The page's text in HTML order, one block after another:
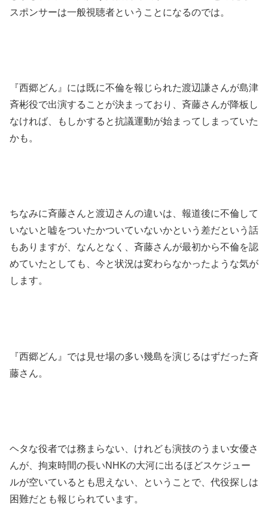
スポンサーは一般視聴者ということになるのでは。
『西郷どん』には既に不倫を報じられた渡辺謙さんが島津
斉彬役で出演することが決まっており、斉藤さんが降板し
なければ、もしかすると抗議運動が始まってしまっていた
かも。
ちなみに斉藤さんと渡辺さんの違いは、報道後に不倫して
いないと嘘をついたかついていないかという差だという話
もありますが、なんとなく、斉藤さんが最初から不倫を認
めていたとしても、今と状況は変わらなかったような気が
します。
『西郷どん』では見せ場の多い幾島を演じるはずだった斉
藤さん。
ヘタな役者では務まらない、けれども演技のうまい女優さ
んが、拘束時間の長いNHKの大河に出るほどスケジュー
ルが空いているとも思えない、ということで、代役探しは
困難だとも報じられています。